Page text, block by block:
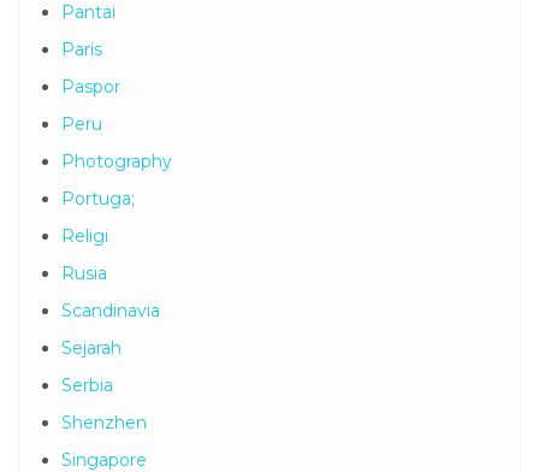
Pantai
Paris
Paspor
Peru
Photography
Portuga;
Religi
Rusia
Scandinavia
Sejarah
Serbia
Shenzhen
Singapore